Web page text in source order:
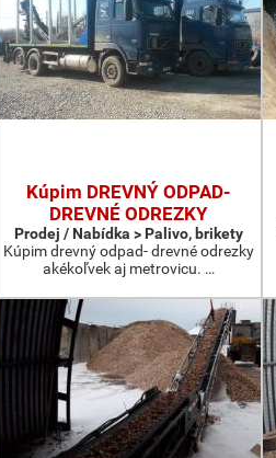
Kúpim DREVNÝ ODPAD-
DREVNÉ ODREZKY
Prodej / Nabídka > Palivo, brikety
Kúpim drevný odpad- drevné odrezky
akékoľvek aj metrovicu. …